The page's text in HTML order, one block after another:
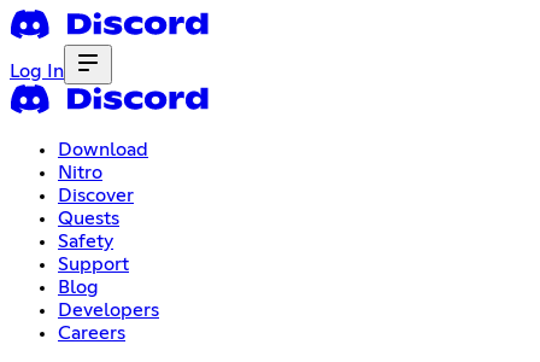
Log In
Download
Nitro
Discover
Quests
Safety
Support
Blog
Developers
Careers